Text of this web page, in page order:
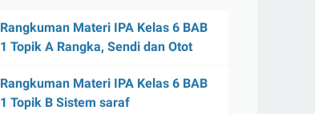
Rangkuman Materi IPA Kelas 6 BAB
1 Topik A Rangka, Sendi dan Otot
Rangkuman Materi IPA Kelas 6 BAB
1 Topik B Sistem saraf